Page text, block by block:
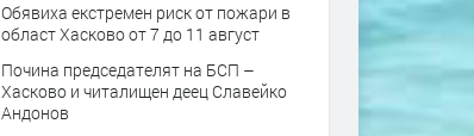
Обявиха екстремен риск от пожари в
област Хасково от 7 до 11 август
Почина председателят на БСП –
Хасково и читалищен деец Славейко
Андонов